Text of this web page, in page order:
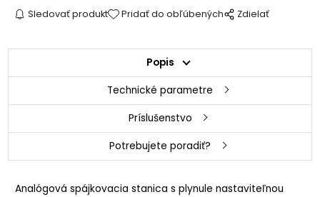
Sledovať produkt Pridať do obľúbených Zdielať
Popis
Technické parametre
Príslušenstvo
Potrebujete poradiť?
Analógová spájkovacia stanica s plynule nastaviteľnou